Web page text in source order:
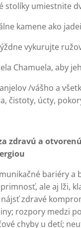
stolíky umiestnite
kamene ako
vykurujte
Chamuela, aby
/vášho a
čistoty, úcty,
zdravú a
bariéry
ale aj lži,
zdravé
rozpory medzi
chyby u detí;